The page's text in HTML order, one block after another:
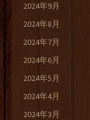
2024年9月
2024年8月
2024年7月
2024年6月
2024年5月
2024年4月
2024年3月